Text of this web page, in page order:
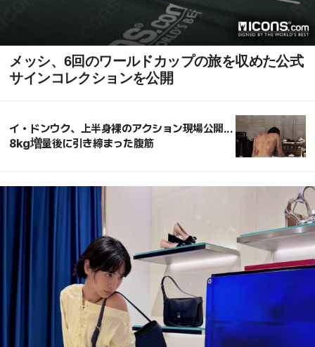
メッシ、6回のワールドカップの旅を収めた公式
サインコレクションを公開
イ・ドンウク、上半身裸のアクション現場公開...
8kg増量後に引き締まった腹筋